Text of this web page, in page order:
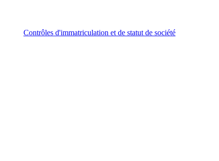
Contrôles d'immatriculation et de statut de société